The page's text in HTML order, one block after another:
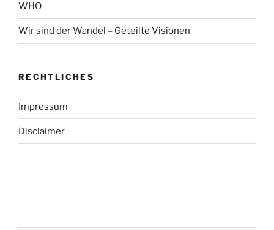
WHO
Wir sind der Wandel – Geteilte Visionen
RECHTLICHES
Impressum
Disclaimer